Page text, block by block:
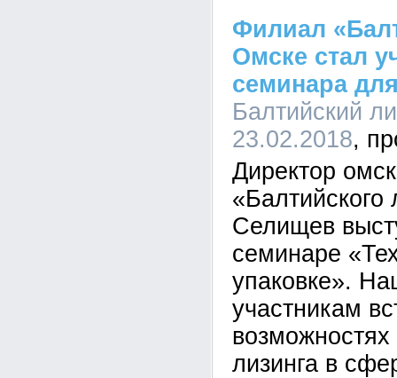
Филиал
Омске стал
семинара
Балтийский
23.02.2018
Директор
«Балтийского
Селищев
семинаре
упаковке».
участникам
лизинга в